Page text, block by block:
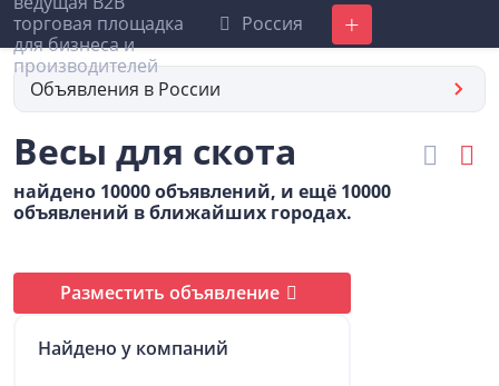
Россия Добавить
Объявления в России
Весы для скота
найдено 10000 объявлений, и ещё 10000
объявлений в ближайших городах.
Разместить объявление
Найдено у компаний